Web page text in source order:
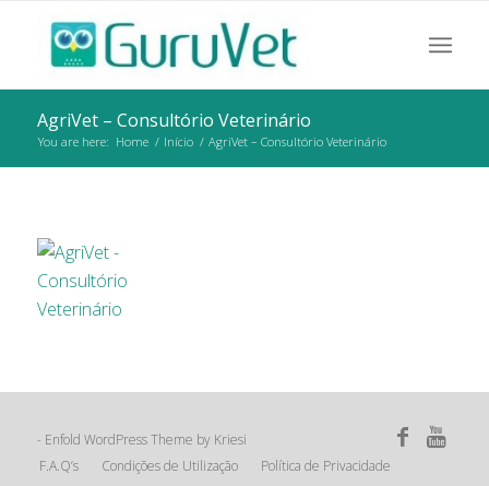
AgriVet – Consultório Veterinário
You are here: Home / Início / AgriVet – Consultório Veterinário
- Enfold WordPress Theme by Kriesi
F.A.Q’s
Condições de Utilização Política de Privacidade